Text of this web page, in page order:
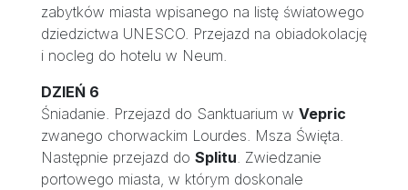
zabytków miasta wpisanego na listę światowego
dziedzictwa UNESCO. Przejazd na obiadokolację
i nocleg do hotelu w Neum.
DZIEŃ 6
Śniadanie. Przejazd do Sanktuarium w Vepric
zwanego chorwackim Lourdes. Msza Święta.
Następnie przejazd do Splitu. Zwiedzanie
portowego miasta, w którym doskonale